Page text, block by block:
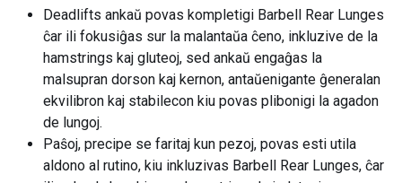
Deadlifts ankaŭ povas kompletigi Barbell Rear Lunges
ĉar ili fokusiĝas sur la malantaŭa ĉeno, inkluzive de la
hamstrings kaj gluteoj, sed ankaŭ engaĝas la
malsupran dorson kaj kernon, antaŭenigante ĝeneralan
ekvilibron kaj stabilecon kiu povas plibonigi la agadon
de lungoj.
Paŝoj, precipe se faritaj kun pezoj, povas esti utila
aldono al rutino, kiu inkluzivas Barbell Rear Lunges, ĉar